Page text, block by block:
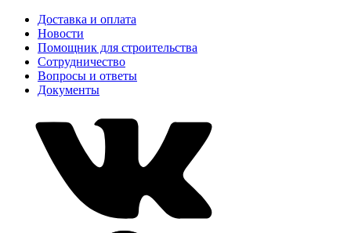
Доставка и оплата
Новости
Помощник для строительства
Сотрудничество
Вопросы и ответы
Документы